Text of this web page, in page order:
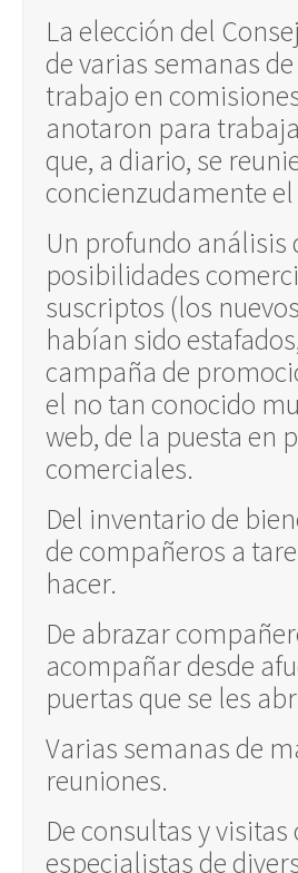
La elección del
de varias semanas
trabajo en
anotaron para
que, a diario, se
concienzudamente
Un profundo análisis
posibilidades
suscriptos (los
habían sido
campaña de
el no tan conocido
web, de la puesta en
comerciales.
Del inventario de
de compañeros a
hacer.
De abrazar
acompañar desde
puertas que se les
Varias semanas de
reuniones.
De consultas y
especialistas de